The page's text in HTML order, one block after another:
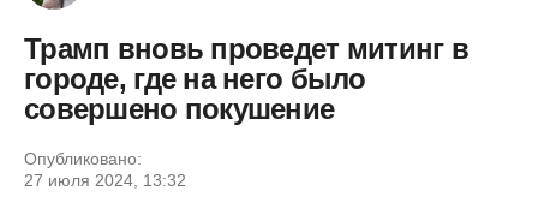
Трамп вновь проведет митинг в
городе, где на него было
совершено покушение
Опубликовано:
27 июля 2024, 13:32